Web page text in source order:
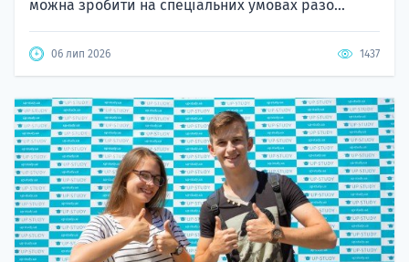
можна зробити на спеціальних умовах разо...
06 лип 2026 1437